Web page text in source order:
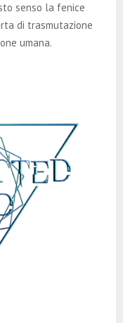
senso la fenice
di trasmutazione
umana.